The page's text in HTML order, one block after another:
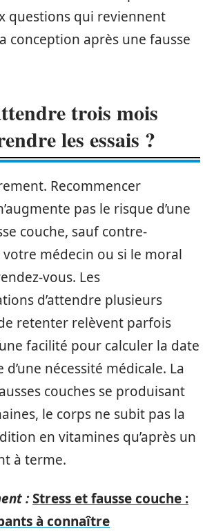
questions qui reviennent
conception après une fausse
trois mois
les essais ?
Recommencer
pas le risque d’une
couche, sauf contre-
médecin ou si le moral
vous. Les
d’attendre plusieurs
retenter relèvent parfois
facilité pour calculer la date
nécessité médicale. La
couches se produisant
le corps ne subit pas la
en vitamines qu’après un
à terme.
:Stress et fausse couche :
à connaître